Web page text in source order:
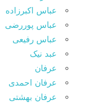
عباس اکبرزاده
عباس پوررضی
عباس رفیعی
عبد نیک
عرفان
عرفان احمدی
عرفان بهشتی